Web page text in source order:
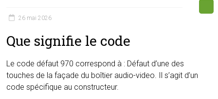
26 mai 2026
Que signifie le code
Le code défaut 970 correspond à : Défaut d’une des
touches de la façade du boîtier audio-video. Il s’agit d’un
code spécifique au constructeur.